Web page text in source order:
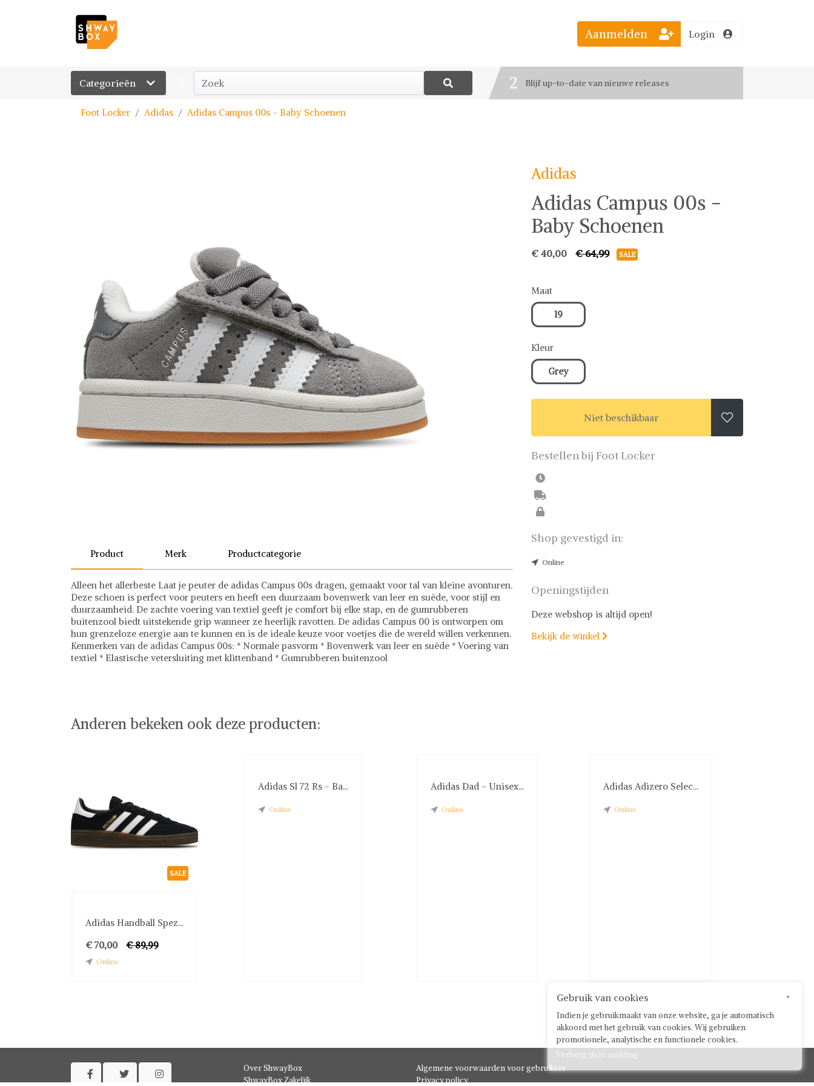
Categorieën
Bestel jouw favoriete looks
2 Blijf up-to-date van nieuwe releases
Aanmelden Login
Foot Locker Adidas Adidas Campus 00s - Baby Schoenen
Product Merk Productcategorie
Alleen het allerbeste Laat je peuter de adidas Campus 00s dragen, gemaakt voor tal van kleine avonturen.
Deze schoen is perfect voor peuters en heeft een duurzaam bovenwerk van leer en suède, voor stijl en
duurzaamheid. De zachte voering van textiel geeft je comfort bij elke stap, en de gumrubberen
buitenzool biedt uitstekende grip wanneer ze heerlijk ravotten. De adidas Campus 00 is ontworpen om
hun grenzeloze energie aan te kunnen en is de ideale keuze voor voetjes die de wereld willen verkennen.
Kenmerken van de adidas Campus 00s: * Normale pasvorm * Bovenwerk van leer en suède * Voering van
textiel * Elastische vetersluiting met klittenband * Gumrubberen buitenzool
Adidas
Adidas Campus 00s -
Baby Schoenen
€ 40,00 € 64,99 SALE
Maat
19
Kleur
Grey
Niet beschikbaar 
Bestellen bij Foot Locker
Shop gevestigd in:
Online
Openingstijden
Deze webshop is altijd open!
Bekijk de winkel 
Anderen bekeken ook deze producten:
SALE
Adidas Handball Spez...
€ 70,00
€ 89,99
Online
Adidas Sl 72 Rs - Ba...
Online
Adidas Dad - Unisex...
Online
Adidas Adizero Selec...
Online
  
Over ShwayBox
ShwayBox Zakelijk
Algemene voorwaarden voor gebruikers
Privacy policy
×
Gebruik van cookies
Indien je gebruikmaakt van onze website, ga je automatisch
akkoord met het gebruik van cookies. Wij gebruiken
promotionele, analytische en functionele cookies.
Verberg deze melding